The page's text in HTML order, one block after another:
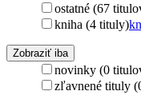
ostatné (67
kniha (4 tituly)
Zobraziť iba
novinky (0
zľavnené tituly